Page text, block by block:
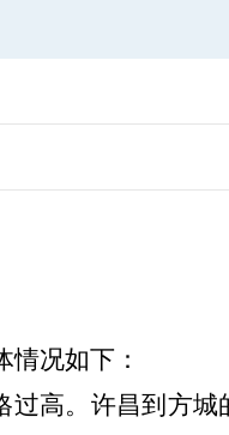
况如下：
过高。许昌到方城